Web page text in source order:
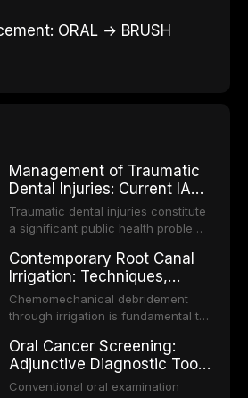
ORAL → BRUSH
Management of Traumatic
Dental Injuries: Current IADT
Guidelines and Clinical
Protocols
Traumatic dental injuries constitute
a significant public health problem,
adolescents, with approximately
one-third of individuals
experiencing a dental trauma
before adulthood. The International
periodically updates evidence-
based guidelines for the
management of these injuries. This
Contemporary Root Canal
Irrigation: Techniques,
Irrigants, and Activation
Methods
Chemomechanical debridement
through irrigation is fundamental to
microorganisms, dissolving organic
tissue, and removing the smear
layer from the complex root canal
Oral Cancer Screening:
Adjunctive Diagnostic Tools
and Clinical Decision-
Conventional oral examination